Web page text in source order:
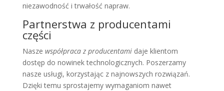
niezawodność i trwałość napraw.
Partnerstwa z producentami
części
Nasze współpraca z producentamidaje klientom
dostęp do nowinek technologicznych. Poszerzamy
nasze usługi, korzystając z najnowszych rozwiązań.
Dzięki temu sprostajemy wymaganiom nawet